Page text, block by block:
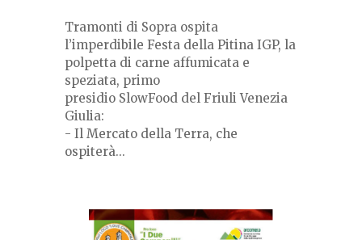
Tramonti di Sopra ospita
l’imperdibile Festa della Pitina IGP, la
polpetta di carne affumicata e
speziata, primo
presidio SlowFood del Friuli Venezia
Giulia:
- Il Mercato della Terra, che
ospiterà...